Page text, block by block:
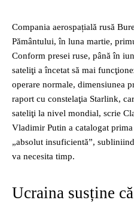
Compania aerospațială rusă
Pământului, în luna martie,
Conform presei ruse, până în
sateliţi a încetat să mai
operare normale, dimensiunea
raport cu constelaţia Starlink,
sateliţi la nivel mondial, scrie
Vladimir Putin a catalogat
„absolut insuficientă”,
va necesita timp.
Ucraina susține